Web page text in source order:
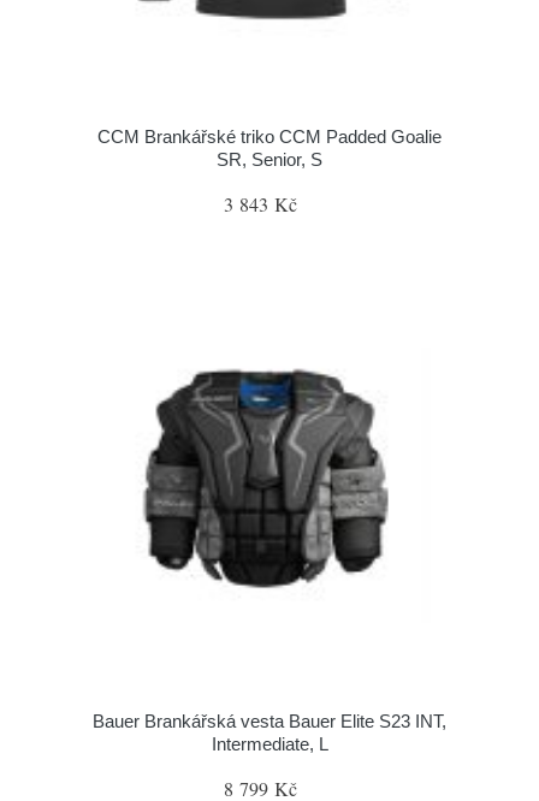
CCM Brankářské triko CCM Padded Goalie
SR, Senior, S
3 843 Kč
Bauer Brankářská vesta Bauer Elite S23 INT,
Intermediate, L
8 799 Kč